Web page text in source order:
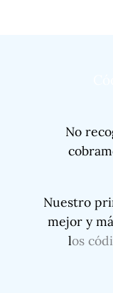
No
Nuestro
mejor y
los